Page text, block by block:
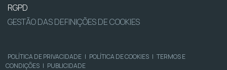
RGPD
GESTÃO DAS DEFINIÇÕES DE COOKIES
POLÍTICA DE PRIVACIDADE | POLÍTICA DE COOKIES | TERMOS E
CONDIÇÕES | PUBLICIDADE